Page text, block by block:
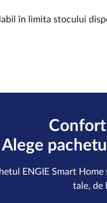
în limita stocului
Confort
Alege
ENGIE Smart
tale, de